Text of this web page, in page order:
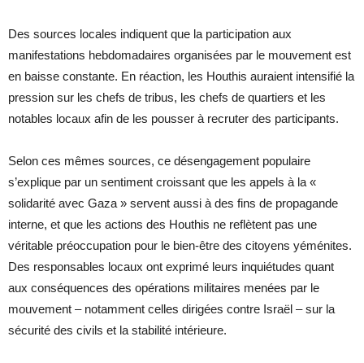
Des sources locales indiquent que la participation aux
manifestations hebdomadaires organisées par le mouvement est
en baisse constante. En réaction, les Houthis auraient intensifié la
pression sur les chefs de tribus, les chefs de quartiers et les
notables locaux afin de les pousser à recruter des participants.
Selon ces mêmes sources, ce désengagement populaire
s’explique par un sentiment croissant que les appels à la «
solidarité avec Gaza » servent aussi à des fins de propagande
interne, et que les actions des Houthis ne reflètent pas une
véritable préoccupation pour le bien-être des citoyens yéménites.
Des responsables locaux ont exprimé leurs inquiétudes quant
aux conséquences des opérations militaires menées par le
mouvement – notamment celles dirigées contre Israël – sur la
sécurité des civils et la stabilité intérieure.